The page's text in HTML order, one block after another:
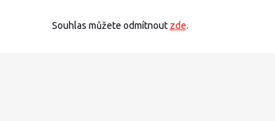
Souhlas můžete odmítnout zde.